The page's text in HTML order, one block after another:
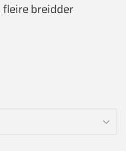
breidder